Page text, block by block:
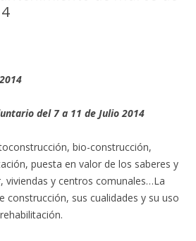
del 7 a 11 de Julio 2014
bio-construcción,
puesta en valor de los saberes y
viviendas y centros comunales…La
construcción, sus cualidades y su uso